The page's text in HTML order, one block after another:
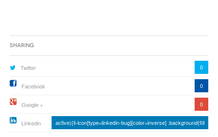
Sharing
Twitter 0
Facebook 0
Google + 0
Linkedin active){li-icon[type=linkedin-bug][color=inverse] .background{fill